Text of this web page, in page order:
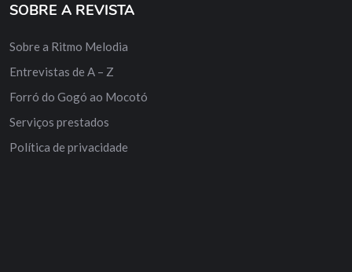
SOBRE A REVISTA
Sobre a Ritmo Melodia
Entrevistas de A – Z
Forró do Gogó ao Mocotó
Serviços prestados
Política de privacidade